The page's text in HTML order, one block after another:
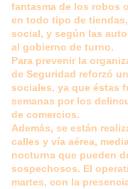
fantasma de los robos
en todo tipo de
social, y según las
al gobierno de turno.
Para prevenir la
de Seguridad reforzó
sociales, ya que éstas
semanas por los
de comercios.
Además, se están
calles y vía aérea,
nocturna que pueden
sospechosos. El
martes, con la